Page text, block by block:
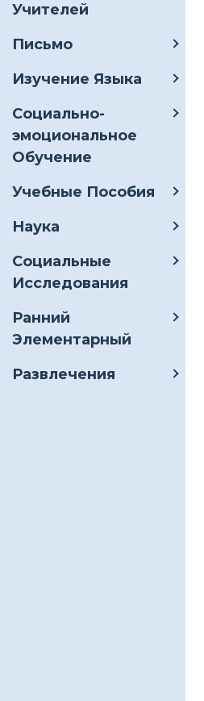
Учителей
Письмо
Изучение Языка
Социально-
эмоциональное
Обучение
Учебные Пособия
Наука
Социальные
Исследования
Ранний
Элементарный
Развлечения